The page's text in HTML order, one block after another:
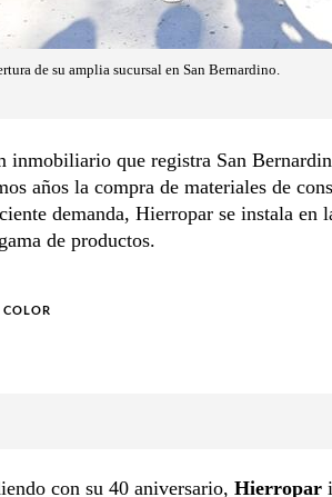
de su amplia sucursal en San Bernardino.
inmobiliario que registra San
años la compra de materiales de
demanda, Hierropar se instala en
de productos.
COLOR
con su 40 aniversario, Hierropar